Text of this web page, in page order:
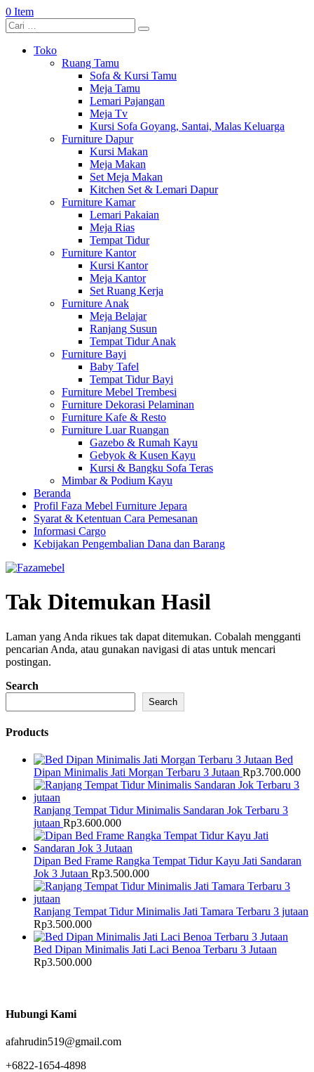
0 Item
Toko
Ruang Tamu
Sofa & Kursi Tamu
Meja Tamu
Lemari Pajangan
Meja Tv
Kursi Sofa Goyang, Santai, Malas Keluarga
Furniture Dapur
Kursi Makan
Meja Makan
Set Meja Makan
Kitchen Set & Lemari Dapur
Furniture Kamar
Lemari Pakaian
Meja Rias
Tempat Tidur
Furniture Kantor
Kursi Kantor
Meja Kantor
Set Ruang Kerja
Furniture Anak
Meja Belajar
Ranjang Susun
Tempat Tidur Anak
Furniture Bayi
Baby Tafel
Tempat Tidur Bayi
Furniture Mebel Trembesi
Furniture Dekorasi Pelaminan
Furniture Kafe & Resto
Furniture Luar Ruangan
Gazebo & Rumah Kayu
Gebyok & Kusen Kayu
Kursi & Bangku Sofa Teras
Mimbar & Podium Kayu
Beranda
Profil Faza Mebel Furniture Jepara
Syarat & Ketentuan Cara Pemesanan
Informasi Cargo
Kebijakan Pengembalian Dana dan Barang
Tak Ditemukan Hasil
Laman yang Anda rikues tak dapat ditemukan. Cobalah mengganti
pencarian Anda, atau gunakan navigasi di atas untuk mencari
postingan.
Search
Search
Products
Bed
Dipan Minimalis Jati Morgan Terbaru 3 Jutaan Rp3.700.000
Ranjang Tempat Tidur Minimalis Sandaran Jok Terbaru 3
jutaan Rp3.600.000
Dipan Bed Frame Rangka Tempat Tidur Kayu Jati Sandaran
Jok 3 Jutaan Rp3.500.000
Ranjang Tempat Tidur Minimalis Jati Tamara Terbaru 3 jutaan
Rp3.500.000
Bed Dipan Minimalis Jati Laci Benoa Terbaru 3 Jutaan
Rp3.500.000
Hubungi Kami
afahrudin519@gmail.com
+6822-1654-4898